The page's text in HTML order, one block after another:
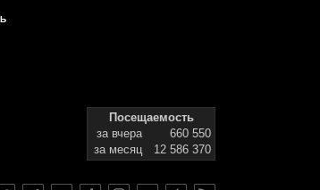
Посещаемость
за вчера
660 550
за месяц
12 586 370